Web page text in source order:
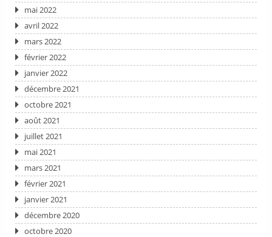
mai 2022
avril 2022
mars 2022
février 2022
janvier 2022
décembre 2021
octobre 2021
août 2021
juillet 2021
mai 2021
mars 2021
février 2021
janvier 2021
décembre 2020
octobre 2020